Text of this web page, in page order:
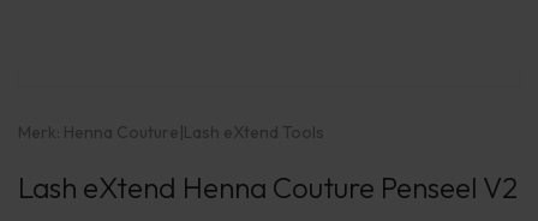
Merk: Henna Couture|Lash eXtend Tools
Lash eXtend Henna Couture Penseel V2